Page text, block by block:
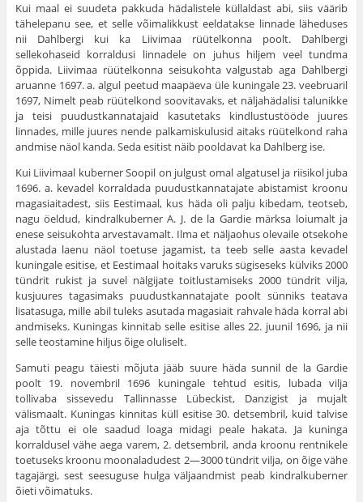
Kui maal ei suudeta pakkuda hädalistele küllaldast abi, siis väärib
tähelepanu see, et selle võimalikkust eeldatakse linnade läheduses
nii Dahlbergi kui ka Liivimaa rüütelkonna poolt. Dahlbergi
sellekohaseid korraldusi linnadele on juhus hiljem veel tundma
õppida. Liivimaa rüütelkonna seisukohta valgustab aga Dahlbergi
aruanne 1697. a. algul peetud maapäeva üle kuningale 23. veebruaril
1697, Nimelt peab rüütelkond soovitavaks, et näljahädalisi talunikke
ja teisi puudustkannatajaid kasutetaks kindlustustööde juures
linnades, mille juures nende palkamiskulusid aitaks rüütelkond raha
andmise näol kanda. Seda esitist näib pooldavat ka Dahlberg ise.
Kui Liivimaal kuberner Soopil on julgust omal algatusel ja riisikol juba
1696. a. kevadel korraldada puudustkannatajate abistamist kroonu
magasiaitadest, siis Eestimaal, kus häda oli palju kibedam, teotseb,
nagu öeldud, kindralkuberner A. J. de la Gardie märksa loiumalt ja
enese seisukohta arvestavamalt. Ilma et näljaohus olevaile otsekohe
alustada laenu näol toetuse jagamist, ta teeb selle aasta kevadel
kuningale esitise, et Eestimaal hoitaks varuks sügiseseks külviks 2000
tündrit rukist ja suvel nälgijate toitlustamiseks 2000 tündrit vilja,
kusjuures tagasimaks puudustkannatajate poolt sünniks teatava
lisatasuga, mille abil tuleks asutada magasiait rahvale häda korral abi
andmiseks. Kuningas kinnitab selle esitise alles 22. juunil 1696, ja nii
selle teostamine hiljus õige oluliselt.
Samuti peagu täiesti mõjuta jääb suure häda sunnil de la Gardie
poolt 19. novembril 1696 kuningale tehtud esitis, lubada vilja
tollivaba sissevedu Tallinnasse Lübeckist, Danzigist ja mujalt
välismaalt. Kunin­gas kinnitas küll esitise 30. detsembril, kuid talvise
aja tõttu ei ole saa­dud loaga midagi peale hakata. Ja kuninga
korraldusel vähe aega varem, 2. detsembril, anda kroonu rentnikele
toetuseks kroonu moonaladudest 2—3000 tündrit vilja, on õige vähe
tagajärgi, sest seesuguse hulga väljaandmist peab kindralkuberner
õieti võimatuks.